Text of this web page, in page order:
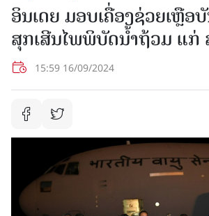
ອິນເດຍ ມອບເຄື່ອງຊ່ວຍເຫຼືອ
ສຸກເສີນໄພພິບັດນໍ້າຖ້ວມ ແກ່
15:59 16/09/2024